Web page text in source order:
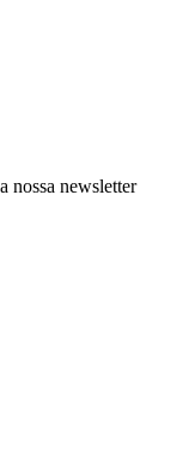
nossa newsletter